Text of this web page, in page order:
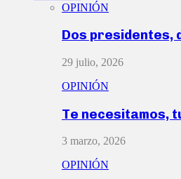
OPINIÓN
Dos presidentes,
29 julio, 2026
OPINIÓN
Te necesitamos,
3 marzo, 2026
OPINIÓN